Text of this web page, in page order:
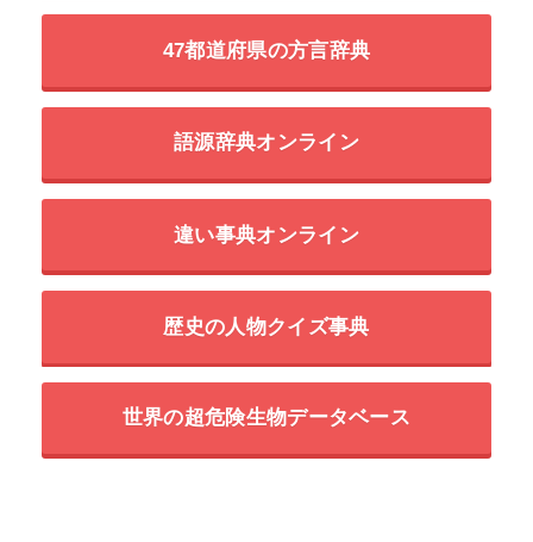
47都道府県の方言辞典
語源辞典オンライン
違い事典オンライン
歴史の人物クイズ事典
世界の超危険生物データベース